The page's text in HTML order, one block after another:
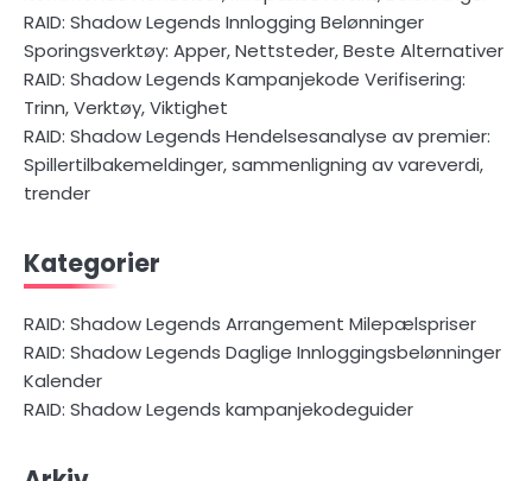
RAID: Shadow Legends Innlogging Belønninger
Sporingsverktøy: Apper, Nettsteder, Beste Alternativer
RAID: Shadow Legends Kampanjekode Verifisering:
Trinn, Verktøy, Viktighet
RAID: Shadow Legends Hendelsesanalyse av premier:
Spillertilbakemeldinger, sammenligning av vareverdi,
trender
Kategorier
RAID: Shadow Legends Arrangement Milepælspriser
RAID: Shadow Legends Daglige Innloggingsbelønninger
Kalender
RAID: Shadow Legends kampanjekodeguider